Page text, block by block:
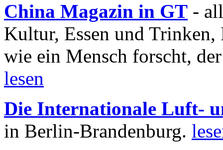
China Magazin in GT -
Kultur, Essen und
wie ein Mensch forscht,
lesen
Die Internationale Luft-
in Berlin-Brandenburg.